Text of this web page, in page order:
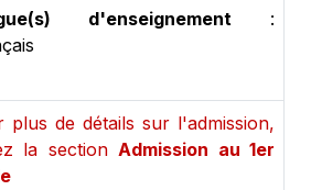
d'enseignement :
plus de détails sur l'admission,
la sectionAdmission au 1er